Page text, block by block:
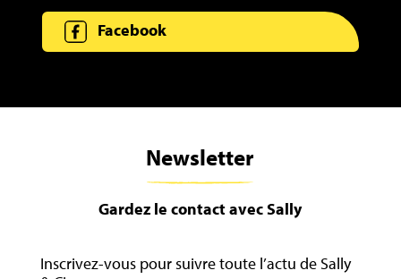
Facebook
Newsletter
Gardez le contact avec Sally
Inscrivez-vous pour suivre toute l’actu de Sally